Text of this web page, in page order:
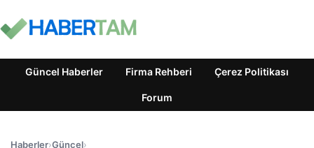
Güncel Haberler Firma Rehberi Çerez Politikası
Forum
Haberler›Güncel›